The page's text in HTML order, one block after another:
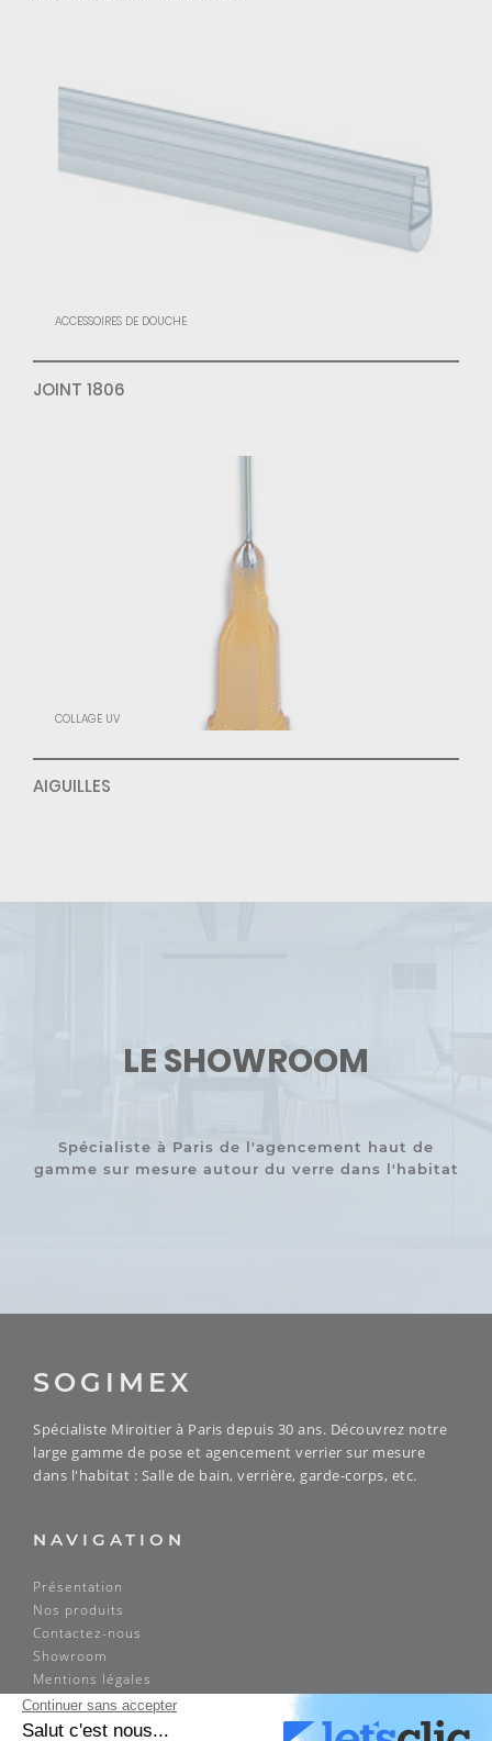
ACCESSOIRES DE DOUCHE
JOINT 1806
COLLAGE UV
AIGUILLES
LE SHOWROOM
Spécialiste à Paris de l'agencement haut de
gamme sur mesure autour du verre dans l'habitat
SOGIMEX
Spécialiste Miroitier à Paris depuis 30 ans. Découvrez notre
large gamme de pose et agencement verrier sur mesure
dans l'habitat : Salle de bain, verrière, garde-corps, etc.
NAVIGATION
Présentation
Nos produits
Contactez-nous
Showroom
Mentions légales